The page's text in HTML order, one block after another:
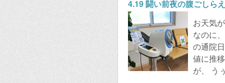
4.19 闘い前夜の腹ごしらえ
お天気
なのに
の通院
値に推
が、 う